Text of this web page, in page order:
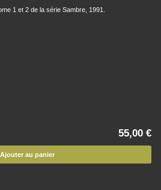
1 et 2 de la série Sambre, 1991.
55,00 €
Ajouter au panier